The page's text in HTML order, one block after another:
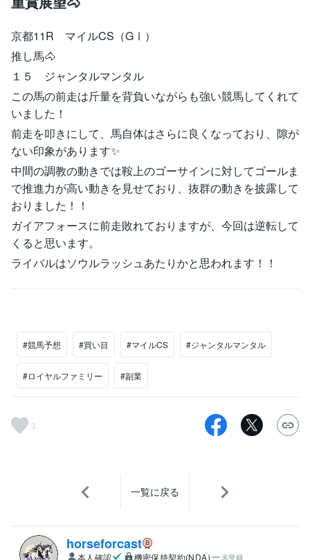
京都11R マイルCS（GⅠ）
推し馬🐴
１５ ジャンタルマンタル
この馬の前走は斤量を背負いながらも強い競馬してくれて
いました！
前走を叩きにして、馬自体はさらに良くなっており、隙が
ない印象があります✨
中間の調教の動きでは鞍上のゴーサインに対してゴールま
で推進力が高い動きを見せており、抜群の動きを披露して
おりました！！
ガイアフォースに前走敗れておりますが、今回は逆転して
くると思います。
ライバルはソウルラッシュあたりかと思われます！！
#競馬予想 #買い目 #マイルCS #ジャンタルマンタル
#ロイヤルファミリー #副業
3
一覧に戻る
horseforcast
本人確認 機密保持契約(NDA) 未登録